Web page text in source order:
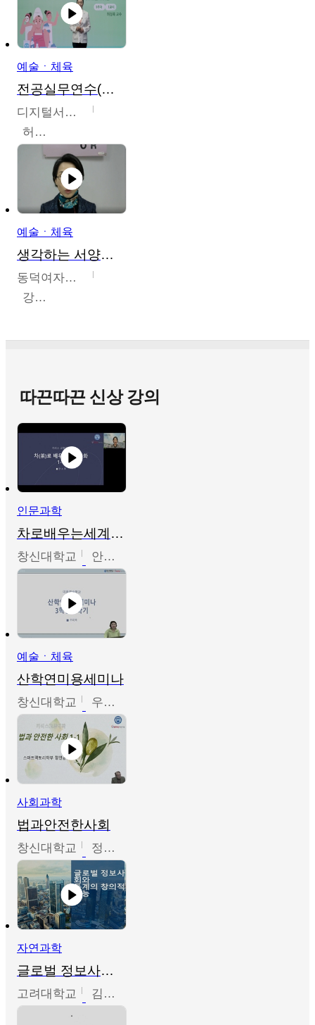
예술ㆍ체육
전공실무연수(헤어,메이크업,피부,네일)
디지털서울문화예술대학교
허정록
예술ㆍ체육
생각하는 서양미술의 이해
동덕여자대학교
강수미
따끈따끈 신상 강의
인문과학
차로배우는세계문화
창신대학교 안소영
예술ㆍ체육
산학연미용세미나
창신대학교 우미옥,오윤경,박선이
사회과학
법과안전한사회
창신대학교 정연균
자연과학
글로벌 정보사회와 통계의 창의적 기능
고려대학교 김희영